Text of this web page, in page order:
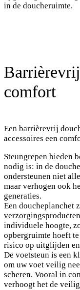
in de doucheruimte.
comfort
Een barrièrevrij
accessoires een
Steungrepen bieden
nodig is: in de
ondersteunen niet
maar verhogen ook
generaties.
Een doucheplanchet
individuele hoogte,
opbergruimte hoeft
risico op uitglijden
De voetsteun is een
om uw voet veilig
scheren. Vooral in
verhoogt het de